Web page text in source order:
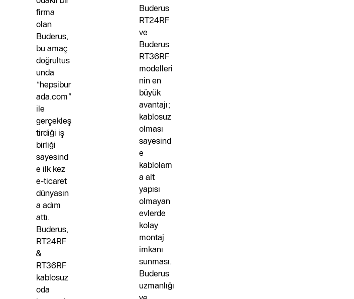
firma
olan
Buderus,
bu amaç
doğrultus
unda
“hepsibur
ada.com”
ile
gerçekleş
tirdiği iş
birliği
sayesind
e ilk kez
e-ticaret
dünyasın
a adım
attı.
Buderus,
RT24RF
&
RT36RF
kablosuz
oda
Buderus
RT24RF
ve
Buderus
RT36RF
modelleri
nin en
büyük
avantajı;
kablosuz
olması
sayesind
e
kablolam
a alt
yapısı
olmayan
evlerde
kolay
montaj
imkanı
sunması.
Buderus
uzmanlığı